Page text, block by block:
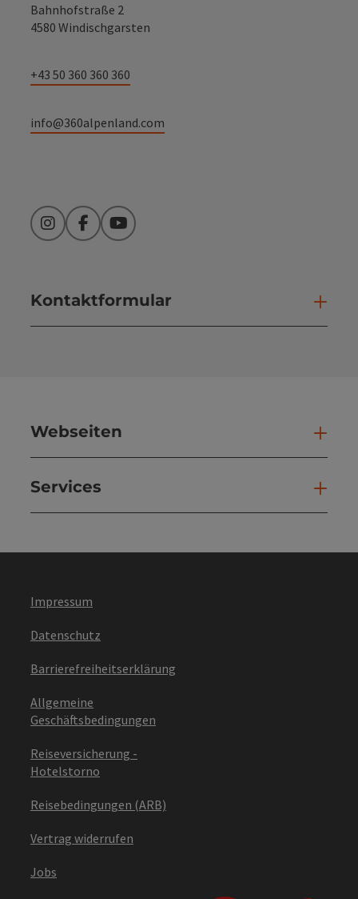
Bahnhofstraße 2
4580 Windischgarsten
+43 50 360 360 360
info@360alpenland.com
InstagramFacebookYouTube
Kontaktformular
Webseiten
Services
Impressum
Datenschutz
Barrierefreiheitserklärung
Allgemeine
Geschäftsbedingungen
Reiseversicherung -
Hotelstorno
Reisebedingungen (ARB)
Vertrag widerrufen
Jobs